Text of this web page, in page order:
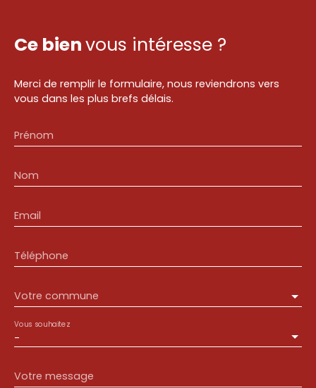
Ce bienvous intéresse ?
Merci de remplir le formulaire, nous reviendrons vers
vous dans les plus brefs délais.
Prénom
Nom
Email
Téléphone
Votre commune
-
Vous souhaitez
Votre message